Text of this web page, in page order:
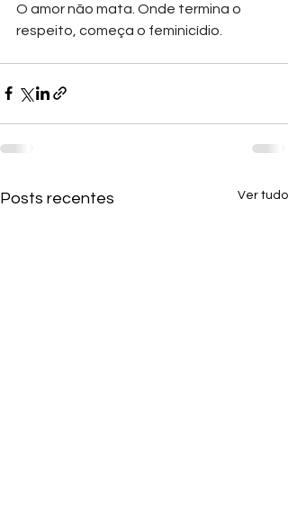
O amor não mata. Onde termina o
respeito, começa o feminicídio.
Posts recentes Ver tudo